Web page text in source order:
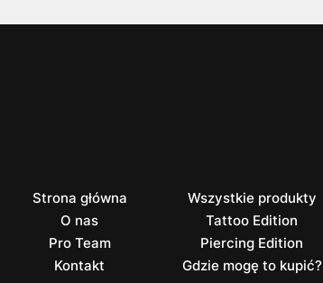
Strona główna
O nas
Pro Team
Kontakt
Wszystkie produkty
Tattoo Edition
Piercing Edition
Gdzie mogę to kupić?